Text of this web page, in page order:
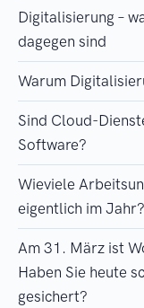
Digitalisierung –
dagegen sind
Warum
Sind Cloud-
Software?
Wieviele
eigentlich im Jahr?
Am 31. März ist
Haben Sie heute
gesichert?